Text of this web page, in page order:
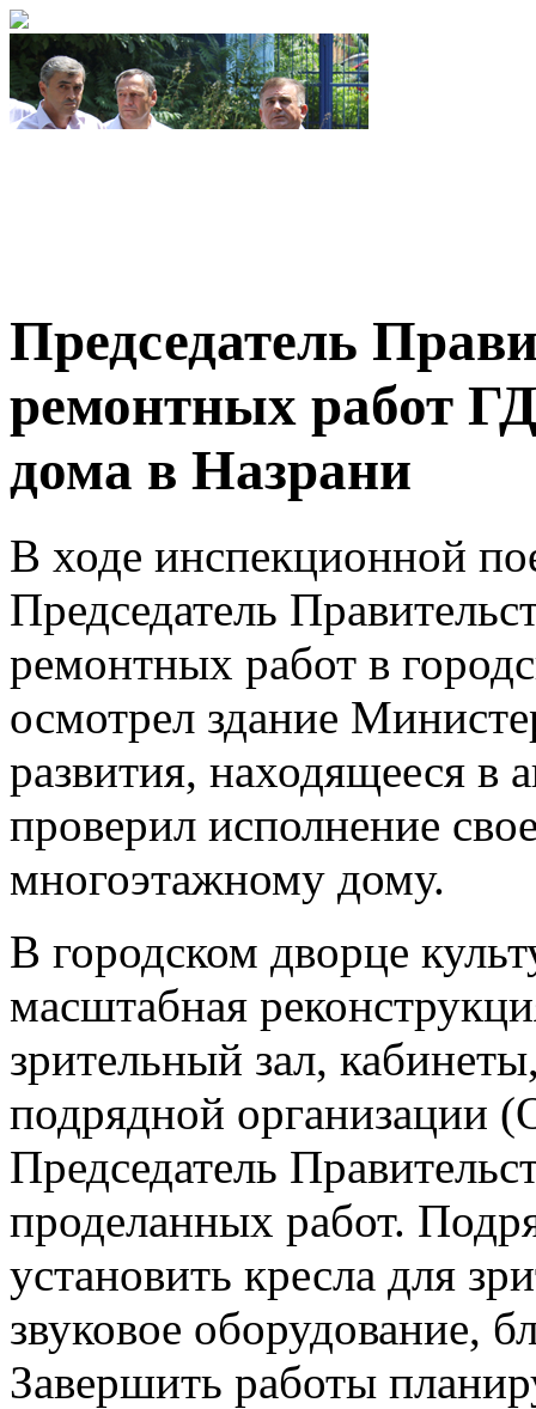
Председатель
ремонтных работ
дома в Назрани
В ходе инспекционной
Председатель
ремонтных работ в
осмотрел здание
развития, находящееся в
проверил исполнение
многоэтажному дому.
В городском дворце
масштабная
зрительный зал,
подрядной
Председатель
проделанных работ.
установить кресла для
звуковое оборудование,
Завершить работы